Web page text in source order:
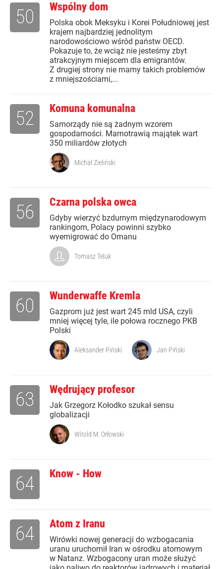
Wspólny dom
Polska obok Meksyku i Korei Południowej jest
krajem najbardziej jednolitym
narodowościowo wśród państw OECD.
Pokazuje to, że wciąż nie jesteśmy zbyt
atrakcyjnym miejscem dla emigrantów.
Z drugiej strony nie mamy takich problemów
z mniejszościami,...
50
Komuna komunalna
Samorządy nie są żadnym wzorem
gospodarności. Marnotrawią majątek wart
350 miliardów złotych
52
Michał Zieliński
Czarna polska owca
Gdyby wierzyć bzdurnym międzynarodowym
rankingom, Polacy powinni szybko
wyemigrować do Omanu
56
Tomasz Teluk
Wunderwaffe Kremla
Gazprom już jest wart 245 mld USA, czyli
mniej więcej tyle, ile połowa rocznego PKB
Polski
60
Aleksander Piński Jan Piński
Wędrujący profesor
Jak Grzegorz Kołodko szukał sensu
globalizacji
63
Witold M. Orłowski
Know - How
64
Atom z Iranu
Wirówki nowej generacji do wzbogacania
uranu uruchomił Iran w ośrodku atomowym
w Natanz. Wzbogacony uran może służyć
64